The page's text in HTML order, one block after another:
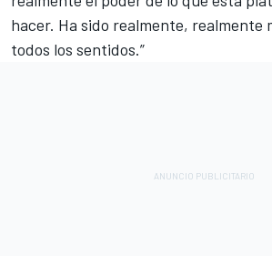
hacer. Ha sido realmente, realmente
todos los sentidos.”